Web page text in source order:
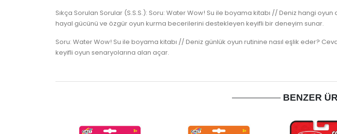
Sıkça Sorulan Sorular (S.S.S.): Soru: Water Wow! Su ile boyama kitabı // Deniz hangi
hayal gücünü ve özgür oyun kurma becerilerini destekleyen keyifli bir deneyim sunar.
Soru: Water Wow! Su ile boyama kitabı // Deniz günlük oyun rutinine nasıl eşlik eder?
keyifli oyun senaryolarına alan açar.
BENZER